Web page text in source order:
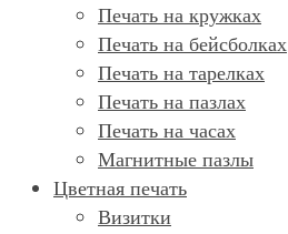
Печать на кружках
Печать на бейсболках
Печать на тарелках
Печать на пазлах
Печать на часах
Магнитные пазлы
Цветная печать
Визитки